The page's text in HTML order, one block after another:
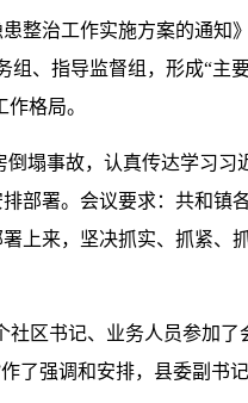
整治工作实施方案的通知
、指导监督组，形成“主
格局。
塌事故，认真传达学习习
部署。会议要求：共和镇
上来，坚决抓实、抓紧、
社区书记、业务人员参加了
了强调和安排，县委副书